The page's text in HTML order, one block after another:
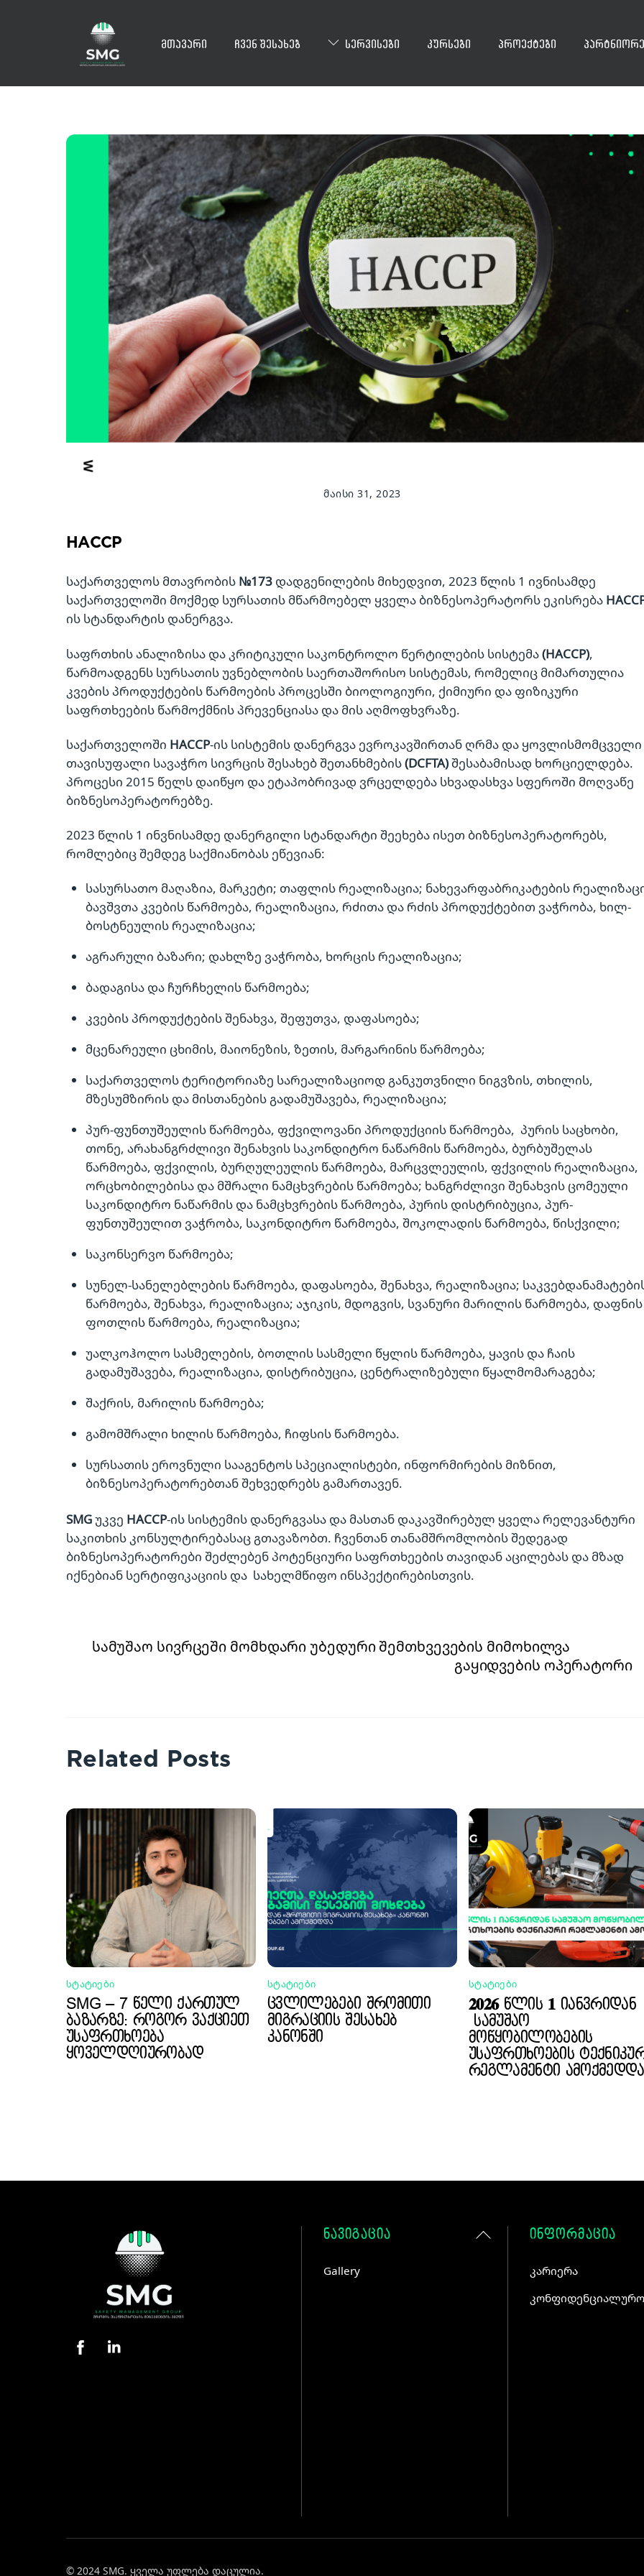
მთავარი ჩვენ შესახებ სერვისები კურსები პროექტები
ᲛᲐᲘᲡᲘ 31, 2023
HACCP
საქართველოს მთავრობის №173 დადგენილების მიხედვით, 2023 წლის 1 ივნისამდე
საქართველოში მოქმედ სურსათის მწარმოებელ ყველა ბიზნესოპერატორს ეკისრება
ის სტანდარტის დანერგვა.
საფრთხის ანალიზისა და კრიტიკული საკონტროლო წერტილების სისტემა(HACCP),
წარმოადგენს სურსათის უვნებლობის საერთაშორისო სისტემას, რომელიც მიმართულია
კვების პროდუქტების წარმოების პროცესში ბიოლოგიური, ქიმიური და ფიზიკური
საფრთხეების წარმოქმნის პრევენციასა და მის აღმოფხვრაზე.
საქართველოში HACCP-ის სისტემის დანერგვა ევროკავშირთან ღრმა და ყოვლისმომცველი
თავისუფალი სავაჭრო სივრცის შესახებ შეთანხმების(DCFTA)შესაბამისად ხორციელდება.
პროცესი 2015 წელს დაიწყო და ეტაპობრივად ვრცელდება სხვადასხვა სფეროში მოღვაწე
ბიზნესოპერატორებზე.
2023 წლის 1 ინვნისამდე დანერგილი სტანდარტი შეეხება ისეთ ბიზნესოპერატორებს,
რომლებიც შემდეგ საქმიანობას ეწევიან:
სასურსათო მაღაზია, მარკეტი; თაფლის რეალიზაცია; ნახევარფაბრიკატების
ბავშვთა კვების წარმოება, რეალიზაცია, რძითა და რძის პროდუქტებით ვაჭრობა, ხილ-
ბოსტნეულის რეალიზაცია;
აგრარული ბაზარი; დახლზე ვაჭრობა, ხორცის რეალიზაცია;
ბადაგისა და ჩურჩხელის წარმოება;
კვების პროდუქტების შენახვა, შეფუთვა, დაფასოება;
მცენარეული ცხიმის, მაიონეზის, ზეთის, მარგარინის წარმოება;
საქართველოს ტერიტორიაზე სარეალიზაციოდ განკუთვნილი ნიგვზის, თხილის,
მზესუმზირის და მისთანების გადამუშავება, რეალიზაცია;
პურ-ფუნთუშეულის წარმოება, ფქვილოვანი პროდუქციის წარმოება, პურის საცხობი,
თონე, არახანგრძლივი შენახვის საკონდიტრო ნაწარმის წარმოება, ბურბუშელას
წარმოება, ფქვილის, ბურღულეულის წარმოება, მარცვლეულის, ფქვილის რეალიზაცია,
ორცხობილებისა და მშრალი ნამცხვრების წარმოება; ხანგრძლივი შენახვის ცომეული
საკონდიტრო ნაწარმის და ნამცხვრების წარმოება, პურის დისტრიბუცია, პურ-
ფუნთუშეულით ვაჭრობა, საკონდიტრო წარმოება, შოკოლადის წარმოება, წისქვილი;
საკონსერვო წარმოება;
სუნელ-სანელებლების წარმოება, დაფასოება, შენახვა, რეალიზაცია;
წარმოება, შენახვა, რეალიზაცია; აჯიკის, მდოგვის, სვანური მარილის წარმოება, დაფნის
ფოთლის წარმოება, რეალიზაცია;
უალკოჰოლო სასმელების, ბოთლის სასმელი წყლის წარმოება, ყავის და ჩაის
გადამუშავება, რეალიზაცია, დისტრიბუცია, ცენტრალიზებული წყალმომარაგება;
შაქრის, მარილის წარმოება;
გამომშრალი ხილის წარმოება, ჩიფსის წარმოება.
სურსათის ეროვნული სააგენტოს სპეციალისტები, ინფორმირების მიზნით,
ბიზნესოპერატორებთან შეხვედრებს გამართავენ.
SMGუკვე HACCP-ის სისტემის დანერგვასა და მასთან დაკავშირებულ ყველა რელევანტური
საკითხის კონსულტირებასაც გთავაზობთ. ჩვენთან თანამშრომლობის შედეგად
ბიზნესოპერატორები შეძლებენ პოტენციური საფრთხეების თავიდან აცილებას და მზად
იქნებიან სერტიფიკაციის და სახელმწიფო ინსპექტირებისთვის.
სამუშაო სივრცეში მომხდარი უბედური შემთხვევების მიმოხილვა
გაყიდვების ოპერატორი
Related Posts
ᲡᲢᲐᲢᲘᲔᲑᲘ
SMG – 7 წელი ქართულ
ბაზარზე: როგორ ვაქციეთ
უსაფრთხოება
ყოველდღიურობად
ᲡᲢᲐᲢᲘᲔᲑᲘ
ცვლილებები შრომითი
მიგრაციის შესახებ
კანონში
ᲡᲢᲐᲢᲘᲔᲑᲘ
𝟐𝟎𝟐𝟔 წლის 𝟏 იანვრიდან
სამუშაო
მოწყობილობების
უსაფრთხოების
რეგლამენტი
Back
ნავიგაცია
Gallery
ინფორმაცია
კარიერა
© 2024 SMG. ყველა უფლება დაცულია.